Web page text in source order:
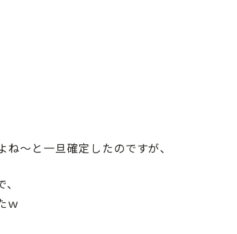
～と一旦確定したのですが、
ｗ